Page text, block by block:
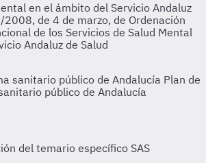
en el ámbito del Servicio Andaluz
de 4 de marzo, de Ordenación
de los Servicios de Salud Mental
Andaluz de Salud
sanitario público de Andalucía Plan de
público de Andalucía